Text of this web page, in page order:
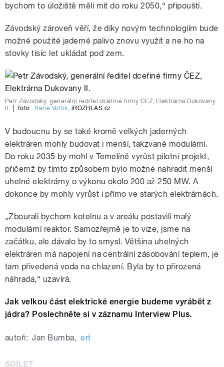
bychom to úložiště měli mít do roku 2050,“ připouští.
Závodský zároveň věří, že díky novým technologiím bude
možné použité jaderné palivo znovu využít a ne ho na
stovky tisíc let ukládat pod zem.
Petr Závodský, generální ředitel dceřiné firmy ČEZ, Elektrárna Dukovany
II.
foto: René Volfík iROZHLAS.cz
V budoucnu by se také kromě velkých jaderných
elektráren mohly budovat i menší, takzvané modulární.
Do roku 2035 by mohl v Temelíně vyrůst pilotní projekt,
přičemž by tímto způsobem bylo možné nahradit menší
uhelné elektrárny o výkonu okolo 200 až 250 MW. A
dokonce by mohly vyrůst i přímo ve starých elektrárnách.
„Zbourali bychom kotelnu a v areálu postavili malý
modulární reaktor. Samozřejmě je to vize, jsme na
začátku, ale dávalo by to smysl. Většina uhelných
elektráren má napojení na centrální zásobování teplem, je
tam přivedená voda na chlazení. Byla by to přirozená
náhrada,“ uzavírá.
Jak velkou část elektrické energie budeme vyrábět z
jádra? Poslechněte si v záznamu Interview Plus.
autoři: Jan Bumba, ert